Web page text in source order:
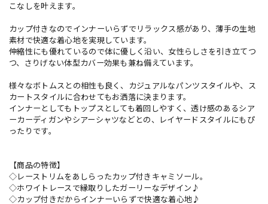
こなしを叶えます。
カップ付きなのでインナーいらずでリラックス感があり、薄手の生地
素材で快適な着心地を実現しています。
伸縮性にも優れているので体に優しく沿い、女性らしさを引き立てつ
つ、さりげない体型カバー効果も兼ね備えています。
様々なボトムスとの相性も良く、カジュアルなパンツスタイルや、ス
カートスタイルに合わせてもお洒落に決まります。
インナーとしてもトップスとしても着回しやすく、透け感のあるシア
ーカーディガンやシアーシャツなどとの、レイヤードスタイルにもぴ
ったりです。
【商品の特徴】
◇レーストリムをあしらったカップ付きキャミソール。
◇ホワイトレースで縁取りしたガーリーなデザイン♪
◇カップ付きだからインナーいらずで快適な着心地♪